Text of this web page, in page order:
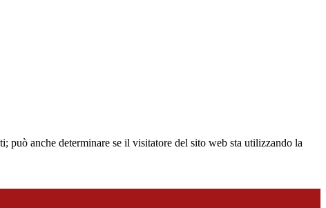
può anche determinare se il visitatore del sito web sta utilizzando la